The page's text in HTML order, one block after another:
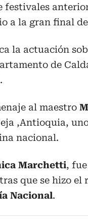
festivales
a la gran final
la actuación
de
al maestro
,Antioquia,
nacional.
Marchetti,
que se hizo el
Nacional.